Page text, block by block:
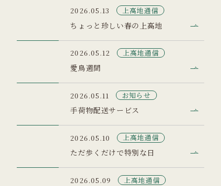
2026.05.13 上高地通信
ちょっと珍しい春の上高地
2026.05.12 上高地通信
愛鳥週間
2026.05.11 お知らせ
手荷物配送サービス
2026.05.10 上高地通信
ただ歩くだけで特別な日
2026.05.09 上高地通信